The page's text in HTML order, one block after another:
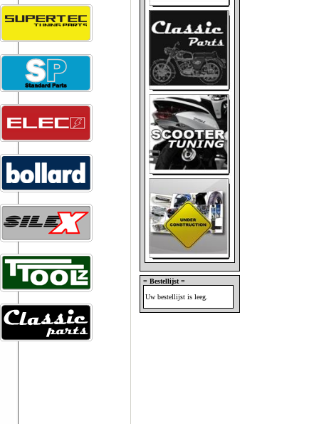
= Bestellijst =
Uw bestellijst is leeg.